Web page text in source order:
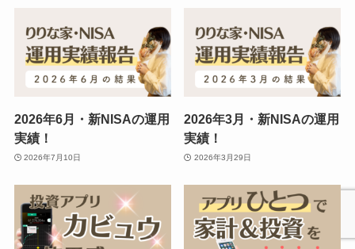
2026年6月・新NISAの運用
実績！
2026年7月10日
2026年3月・新NISAの運用
実績！
2026年3月29日